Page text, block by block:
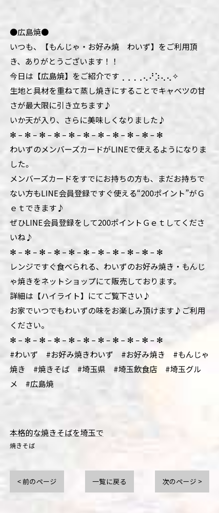
●広島焼●
いつも、【もんじゃ・お好み焼 わいず】をご利用頂
き、ありがとうございます！！
今日は【広島焼】をご紹介です⢀⢀⢀⢀⢄⠜⡱⢄⢄✧
生地と具材を重ねて蒸し焼きにすることでキャベツの甘
さが最大限に引き立ちます♪
いか天が入り、さらに美味しくなりました♪
✻ – ✻ – ✻ – ✻ – ✻ – ✻ – ✻ – ✻ – ✻ – ✻ – ✻
わいずのメンバーズカードがLINEで使えるようになりま
した。
メンバーズカードをすでにお持ちの方も、まだお持ちで
ない方もLINE会員登録ですぐ使える“200ポイント”がＧ
ｅｔできます♪
ぜひLINE会員登録をして200ポイントＧｅｔしてくださ
いね♪
✻ – ✻ – ✻ – ✻ – ✻ – ✻ – ✻ – ✻ – ✻ – ✻ – ✻
レンジですぐ食べられる、わいずのお好み焼き・もんじ
ゃ焼きをネットショップにて販売しております。
詳細は【ハイライト】にてご覧下さい♪
お家でいつでもわいずの味をお楽しみ頂けます♪ご利用
ください。
✻ – ✻ – ✻ – ✻ – ✻ – ✻ – ✻ – ✻ – ✻ – ✻ – ✻
#わいず #お好み焼きわいず #お好み焼き #もんじゃ
焼き #焼きそば #埼玉県 #埼玉飲食店 #埼玉グル
メ #広島焼
本格的な焼きそばを埼玉で
焼きそば
< 前のページ 一覧に戻る 次のページ >